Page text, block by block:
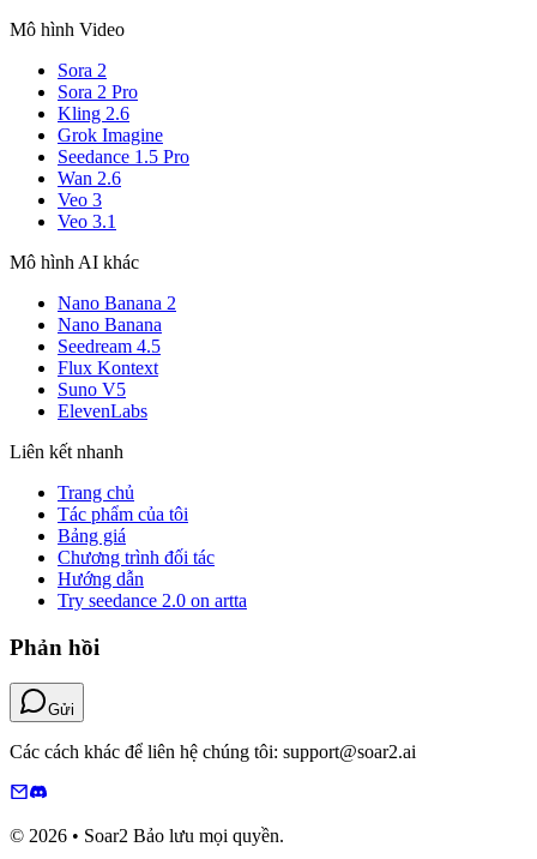
Mô hình Video
Sora 2
Sora 2 Pro
Kling 2.6
Grok Imagine
Seedance 1.5 Pro
Wan 2.6
Veo 3
Veo 3.1
Mô hình AI khác
Nano Banana 2
Nano Banana
Seedream 4.5
Flux Kontext
Suno V5
ElevenLabs
Liên kết nhanh
Trang chủ
Tác phẩm của tôi
Bảng giá
Chương trình đối tác
Hướng dẫn
Try seedance 2.0 on artta
Phản hồi
Gửi
Các cách khác để liên hệ chúng tôi: support@soar2.ai
© 2026 • Soar2 Bảo lưu mọi quyền.